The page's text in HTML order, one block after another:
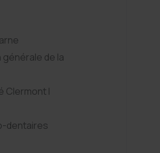
de la
Clermont I
dentaires